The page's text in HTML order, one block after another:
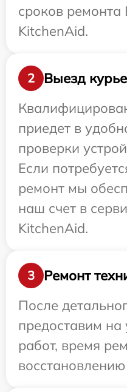
сроков ремонта
KitchenAid.
2
Выезд
приедет в
проверки
Если
ремонт мы
наш счет в
KitchenAid.
3
Ремонт
После
предоставим на
работ, время